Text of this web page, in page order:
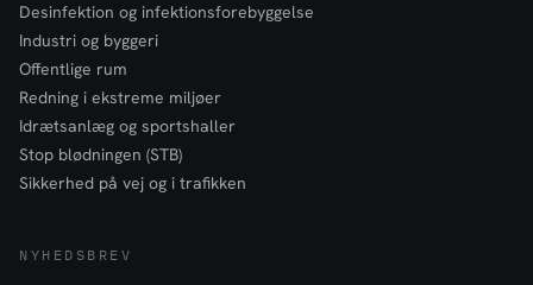
Desinfektion og infektionsforebyggelse
Industri og byggeri
Offentlige rum
Redning i ekstreme miljøer
Idrætsanlæg og sportshaller
Stop blødningen (STB)
Sikkerhed på vej og i trafikken
NYHEDSBREV